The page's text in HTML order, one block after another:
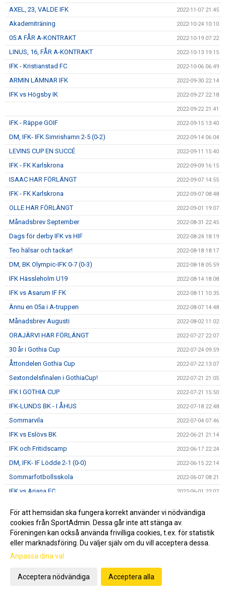
AXEL, 23, VALDE IFK 2022-11-07 21:45
Akademiträning 2022-10-24 10:10
05:A FÅR A-KONTRAKT 2022-10-19 07:22
LINUS, 16, FÅR A-KONTRAKT 2022-10-13 19:15
IFK - Kristianstad FC 2022-10-06 06:49
ARMIN LÄMNAR IFK 2022-09-30 22:14
IFK vs Högsby IK 2022-09-27 22:18
2022-09-22 21:41
IFK - Räppe GOIF 2022-09-15 13:40
DM, IFK- IFK Simrishamn 2-5 (0-2) 2022-09-14 06:04
LEVINS CUP EN SUCCÉ 2022-09-11 15:40
IFK - FK Karlskrona 2022-09-09 16:15
ISAAC HAR FÖRLÄNGT 2022-09-07 14:55
IFK - FK Karlskrona 2022-09-07 08:48
OLLE HAR FÖRLÄNGT 2022-09-01 19:07
Månadsbrev September 2022-08-31 22:45
Dags för derby IFK vs HIF 2022-08-24 18:19
Teo hälsar och tackar! 2022-08-18 18:17
DM, BK Olympic-IFK 0-7 (0-3) 2022-08-18 05:59
IFK Hässleholm U19 2022-08-14 18:08
IFK vs Asarum IF FK 2022-08-11 10:35
Ännu en 05a i A-truppen 2022-08-07 14:48
Månadsbrev Augusti 2022-08-02 11:02
ORAJÄRVI HAR FÖRLÄNGT 2022-07-27 22:07
30 år i Gothia Cup 2022-07-24 09:59
Åttondelen Gothia Cup 2022-07-22 13:07
Sextondelsfinalen i GothiaCup! 2022-07-21 21:05
IFK I GOTHIA CUP 2022-07-21 15:50
IFK-LUNDS BK - I ÅHUS 2022-07-18 22:48
Sommarvila 2022-07-04 07:46
IFK vs Eslövs BK 2022-06-21 21:14
IFK och Fritidscamp 2022-06-17 22:24
DM, IFK- IF Lödde 2-1 (0-0) 2022-06-15 22:14
Sommarfotbollsskola 2022-06-07 08:21
IFK vs Ariana FC 2022-06-01 22:07
Föreläsning om machokultur 2022-05-21 12:30
5 GULSVARTA MÅL I GRÖN TRÖJA 2022-05-17 15:01
IFK vs Nosaby IF
Månadsbrev Maj
DERBY PÅ FREDAG - VI SES PÅ ZUPERBOWL
För att hemsidan ska fungera korrekt använder vi nödvändiga
cookies från SportAdmin. Dessa går inte att stänga av.
Föreningen kan också använda frivilliga cookies, t.ex. för statistik
eller marknadsföring. Du väljer själv om du vill acceptera dessa.
Anpassa dina val
Acceptera nödvändiga Acceptera alla